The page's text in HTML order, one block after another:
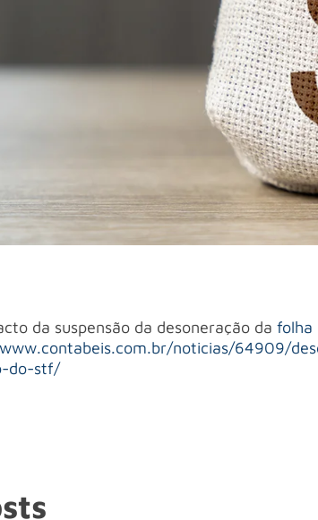
da suspensão da desoneração da folha
noticias/64909/
do-stf/